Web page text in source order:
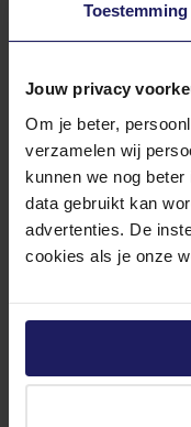
Toestemming
Jouw privacy
Om je beter,
verzamelen wij
kunnen we nog
data gebruikt kan
advertenties. De
cookies als je onze